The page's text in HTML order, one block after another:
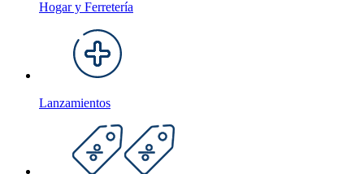
Hogar y Ferretería
Lanzamientos